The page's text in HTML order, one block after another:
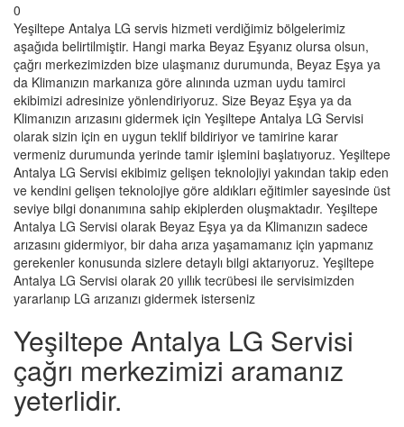
0
Yeşiltepe Antalya LG servis hizmeti verdiğimiz bölgelerimiz
aşağıda belirtilmiştir. Hangi marka Beyaz Eşyanız olursa olsun,
çağrı merkezimizden bize ulaşmanız durumunda, Beyaz Eşya ya
da Klimanızın markanıza göre alınında uzman uydu tamirci
ekibimizi adresinize yönlendiriyoruz. Size Beyaz Eşya ya da
Klimanızın arızasını gidermek için Yeşiltepe Antalya LG Servisi
olarak sizin için en uygun teklif bildiriyor ve tamirine karar
vermeniz durumunda yerinde tamir işlemini başlatıyoruz. Yeşiltepe
Antalya LG Servisi ekibimiz gelişen teknolojiyi yakından takip eden
ve kendini gelişen teknolojiye göre aldıkları eğitimler sayesinde üst
seviye bilgi donanımına sahip ekiplerden oluşmaktadır. Yeşiltepe
Antalya LG Servisi olarak Beyaz Eşya ya da Klimanızın sadece
arızasını gidermiyor, bir daha arıza yaşamamanız için yapmanız
gerekenler konusunda sizlere detaylı bilgi aktarıyoruz. Yeşiltepe
Antalya LG Servisi olarak 20 yıllık tecrübesi ile servisimizden
yararlanıp LG arızanızı gidermek isterseniz
Yeşiltepe Antalya LG Servisi
çağrı merkezimizi aramanız
yeterlidir.